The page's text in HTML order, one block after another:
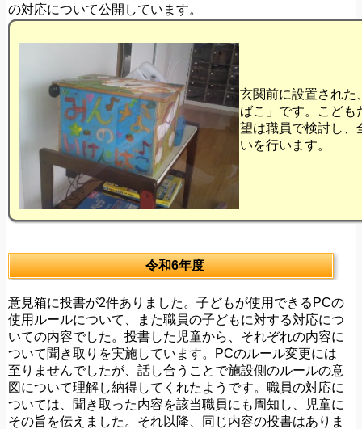
の対応について公開しています。
玄関前に設置された
ばこ」です。こども
望は職員で検討し、
いを行います。
令和6年度
意見箱に投書が2件ありました。子どもが使用できるPCの
使用ルールについて、また職員の子どもに対する対応につ
いての内容でした。投書した児童から、それぞれの内容に
ついて聞き取りを実施しています。PCのルール変更には
至りませんでしたが、話し合うことで施設側のルールの意
図について理解し納得してくれたようです。職員の対応に
ついては、聞き取った内容を該当職員にも周知し、児童に
その旨を伝えました。それ以降、同じ内容の投書はありま